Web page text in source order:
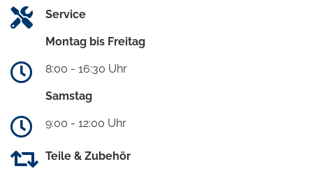
Service
Montag bis Freitag
8:00 - 16:30 Uhr
Samstag
9:00 - 12:00 Uhr
Teile & Zubehör